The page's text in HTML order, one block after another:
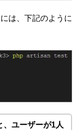
は、下記のように
、ユーザーが1人